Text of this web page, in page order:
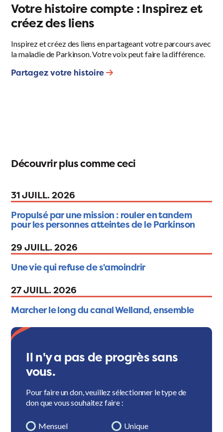
Votre histoire compte : Inspirez et
créez des liens
Inspirez et créez des liens en partageant votre parcours avec
la maladie de Parkinson. Votre voix peut faire la différence.
Partagez votre histoire
Découvrir plus comme ceci
31 JUILL. 2026
Propulsé par une mission : rouler en tandem
pour les personnes atteintes de le Parkinson
29 JUILL. 2026
Une vie qui refuse de s'amoindrir
27 JUILL. 2026
Marcher le long du canal Welland, ensemble
Il n'y a pas de progrès sans
vous.
Pour faire un don, veuillez sélectionner le type de
don que vous souhaitez faire :
Mensuel Unique